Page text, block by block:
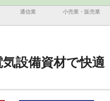
通信業 小売業・販売業
設備資材で快適